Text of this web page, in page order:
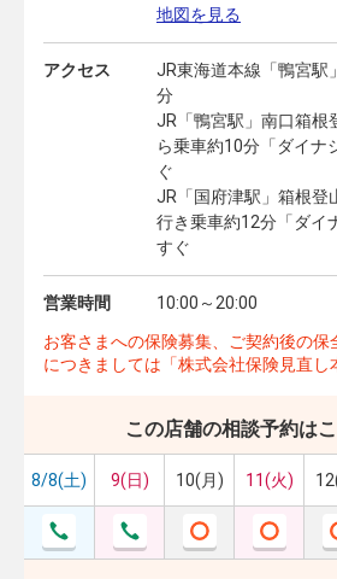
地図を見る
アクセス
JR東海道本線「鴨宮駅
分
JR「鴨宮駅」南口箱根
ら乗車約10分「ダイナ
ぐ
JR「国府津駅」箱根登
行き乗車約12分「ダイ
すぐ
営業時間
10:00～20:00
お客さまへの保険募集、ご契約後の保
につきましては「株式会社保険見直し
この店舗の相談予約は
8/8(土) 9(日) 10(月) 11(火)